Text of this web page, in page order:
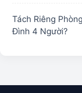
Tách Riêng
Đình 4 Người?